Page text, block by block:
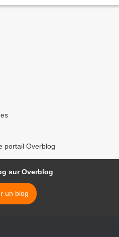
portail Overblog
sur Overblog
un blog